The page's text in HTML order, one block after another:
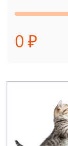
0 ₽